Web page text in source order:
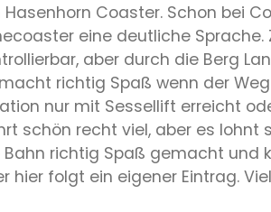
Coaster. Schon bei
eine deutliche
aber durch die Berg
richtig Spaß wenn der
nur mit Sessellift erreicht
schön recht viel, aber es lohnt
richtig Spaß gemacht und
hier folgt ein eigener Eintrag.